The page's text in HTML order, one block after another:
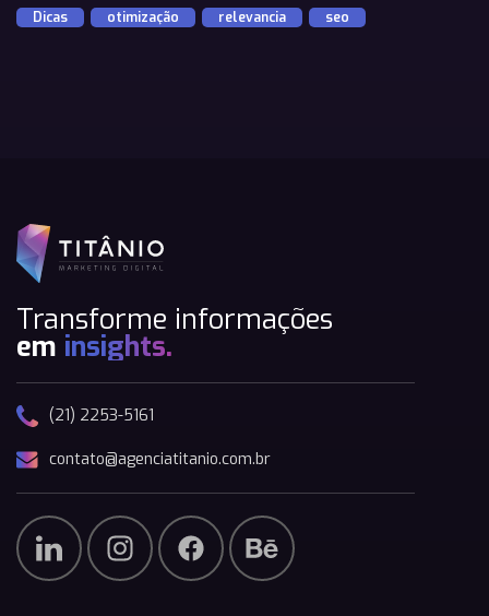
Dicas otimização relevancia seo
Transforme informações
em insights.
(21) 2253-5161
contato@agenciatitanio.com.br